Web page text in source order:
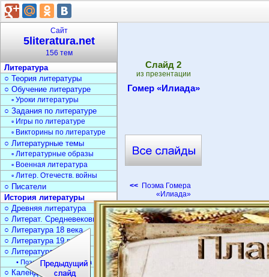
Cлайд 2
из презентации
Гомер «Илиада»
<< Поэма Гомера
«Илиада»
Сайт
5literatura.net
156 тем
Литература
○ Теория литературы
○ Обучение литературе
▫ Уроки литературы
○ Задания по литературе
▫ Игры по литературе
▫ Викторины по литературе
○ Литературные темы
▫ Литературные образы
▫ Военная литература
▫ Литер. Отечеств. войны
○ Писатели
История литературы
○ Древняя литература
○ Литерат. Средневековья
○ Литература 18 века
○ Литература 19 века
○ Литература 20 века
• Поэзия Серебрян. века
○ Календарь дат